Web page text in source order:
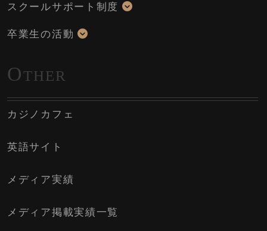
スクールサポート制度
卒業生の活動
OTHER
カジノカフェ
英語サイト
メディア実績
メディア掲載実績一覧